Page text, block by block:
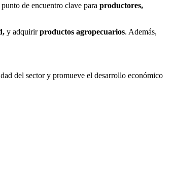
de encuentro clave para productores,
y adquirirproductos agropecuarios. Además,
del sector y promueve el desarrollo económico